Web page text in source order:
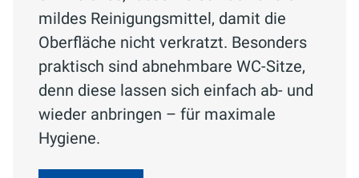
mildes Reinigungsmittel, damit die
Oberfläche nicht verkratzt. Besonders
praktisch sind abnehmbare WC-Sitze,
denn diese lassen sich einfach ab- und
wieder anbringen – für maximale
Hygiene.